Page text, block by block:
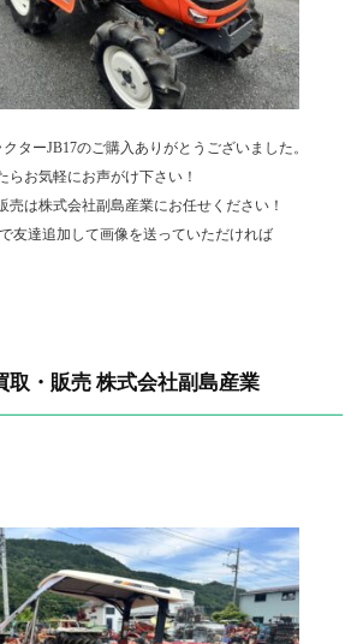
ターJB17のご購入ありがとうございました。
らお気軽にお声がけ下さい！
売は株式会社副島産業にお任せください！
友達追加して画像を送っていただければ
取・販売 株式会社副島産業